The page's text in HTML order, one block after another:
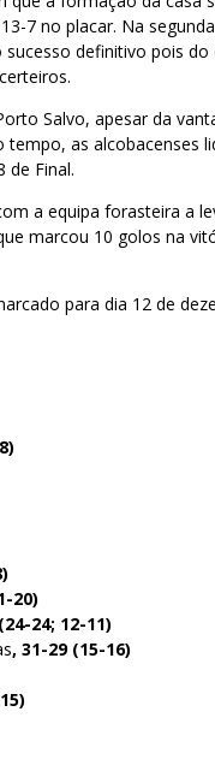
7 no placar. Na segunda
sucesso definitivo pois
Salvo, apesar da
as alcobacenses
de Final.
a equipa forasteira a
marcou 10 golos na
para dia 12 de
20)
24; 12-11)
, 31-29 (15-16)